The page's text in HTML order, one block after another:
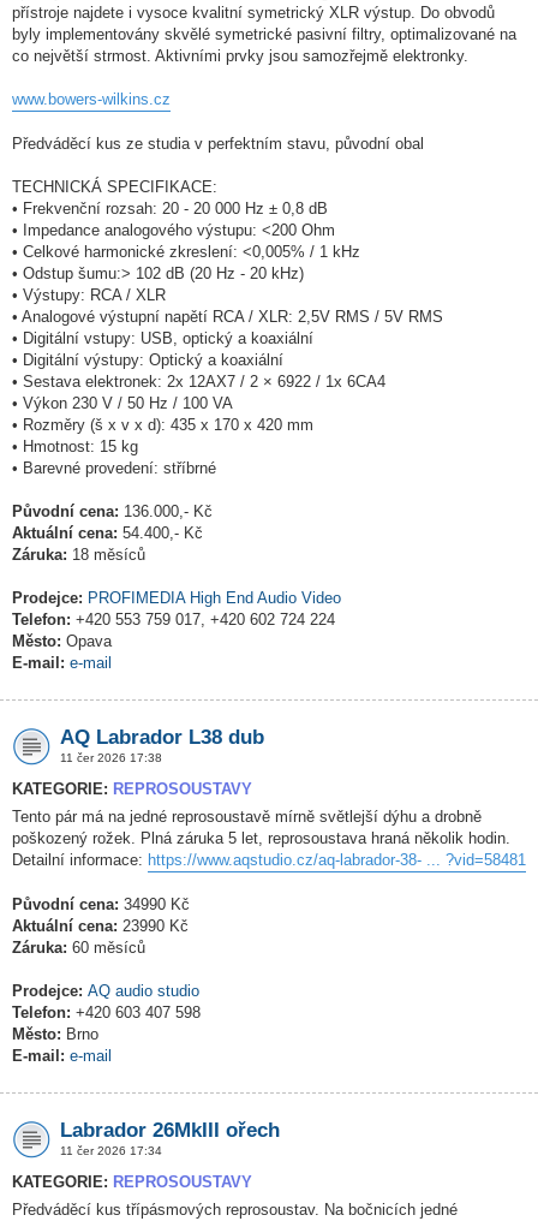
přístroje najdete i vysoce kvalitní symetrický XLR výstup. Do obvodů
byly implementovány skvělé symetrické pasivní filtry, optimalizované na
co největší strmost. Aktivními prvky jsou samozřejmě elektronky.
www.bowers-wilkins.cz
Předváděcí kus ze studia v perfektním stavu, původní obal
TECHNICKÁ SPECIFIKACE:
• Frekvenční rozsah: 20 - 20 000 Hz ± 0,8 dB
• Impedance analogového výstupu: <200 Ohm
• Celkové harmonické zkreslení: <0,005% / 1 kHz
• Odstup šumu:> 102 dB (20 Hz - 20 kHz)
• Výstupy: RCA / XLR
• Analogové výstupní napětí RCA / XLR: 2,5V RMS / 5V RMS
• Digitální vstupy: USB, optický a koaxiální
• Digitální výstupy: Optický a koaxiální
• Sestava elektronek: 2x 12AX7 / 2 × 6922 / 1x 6CA4
• Výkon 230 V / 50 Hz / 100 VA
• Rozměry (š x v x d): 435 x 170 x 420 mm
• Hmotnost: 15 kg
• Barevné provedení: stříbrné
Původní cena: 136.000,- Kč
Aktuální cena: 54.400,- Kč
Záruka: 18 měsíců
Prodejce: PROFIMEDIA High End Audio Video
Telefon: +420 553 759 017, +420 602 724 224
Město: Opava
E-mail: e-mail
AQ Labrador L38 dub
11 čer 2026 17:38
KATEGORIE: REPROSOUSTAVY
Tento pár má na jedné reprosoustavě mírně světlejší dýhu a drobně
poškozený rožek. Plná záruka 5 let, reprosoustava hraná několik hodin.
Detailní informace: https://www.aqstudio.cz/aq-labrador-38- ... ?vid=58481
Původní cena: 34990 Kč
Aktuální cena: 23990 Kč
Záruka: 60 měsíců
Prodejce: AQ audio studio
Telefon: +420 603 407 598
Město: Brno
E-mail: e-mail
Labrador 26MkIII ořech
11 čer 2026 17:34
KATEGORIE: REPROSOUSTAVY
Předváděcí kus třípásmových reprosoustav. Na bočnicích jedné